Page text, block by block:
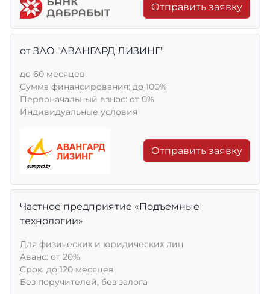
Отправить заявку
от ЗАО "АВАНГАРД ЛИЗИНГ"
до 60 месяцев
Сумма финансирования: до 100%
Первоначальный взнос: от 0%
Индивидуальные условия
Отправить заявку
Частное предприятие «Подъемные
технологии»
Для физических и юридических лиц
Aванс: от 20%
Срок: до 120 месяцев
Без поручителей, без залога